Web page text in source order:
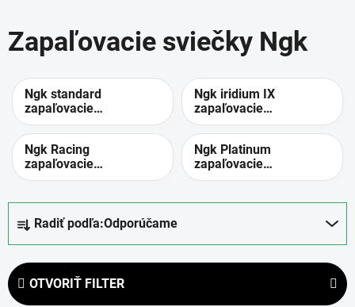
Zapaľovacie sviečky Ngk
Ngk standard
zapaľovacie
sviečky
Ngk iridium IX
zapaľovacie
sviečky
Ngk Racing
zapaľovacie
sviečky
Ngk Platinum
zapaľovacie
sviečky
e
n
Radiť podľa:Odporúčame
OTVORIŤ FILTER